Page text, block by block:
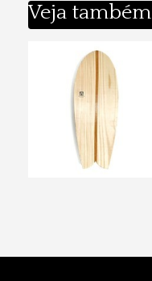
Veja também